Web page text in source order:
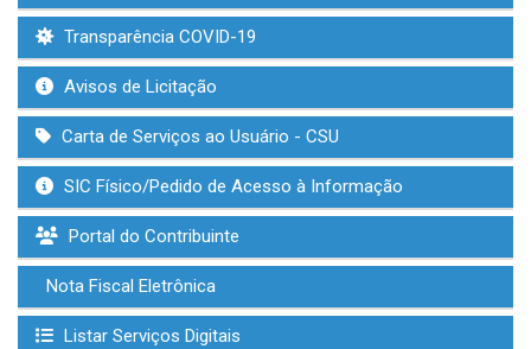
Transparência COVID-19
Avisos de Licitação
Carta de Serviços ao Usuário - CSU
SIC Físico/Pedido de Acesso à Informação
Portal do Contribuinte
Nota Fiscal Eletrônica
Listar Serviços Digitais